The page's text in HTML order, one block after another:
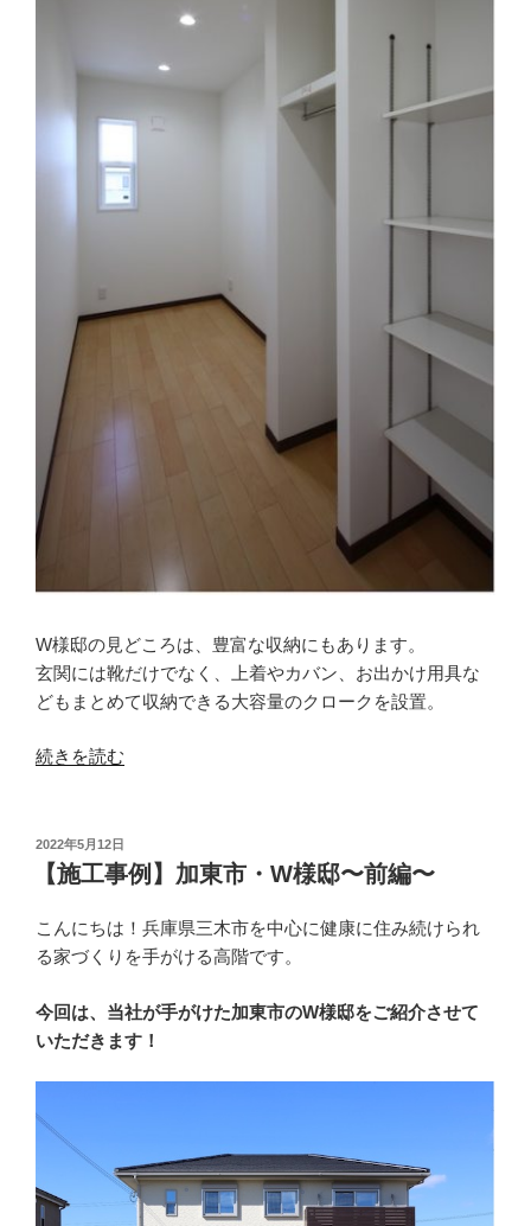
W様邸の見どころは、豊富な収納にもあります。
玄関には靴だけでなく、上着やカバン、お出かけ用具な
どもまとめて収納できる大容量のクロークを設置。
“【施
例】
加
市・
W
邸〜
後
続きを読む
投
稿
日:
2022年5月12日
【施工事例】加東市・W様邸〜前編〜
こんにちは！兵庫県三木市を中心に健康に住み続けられ
る家づくりを手がける高階です。
今回は、当社が手がけた加東市のW様邸をご紹介させて
いただきます！